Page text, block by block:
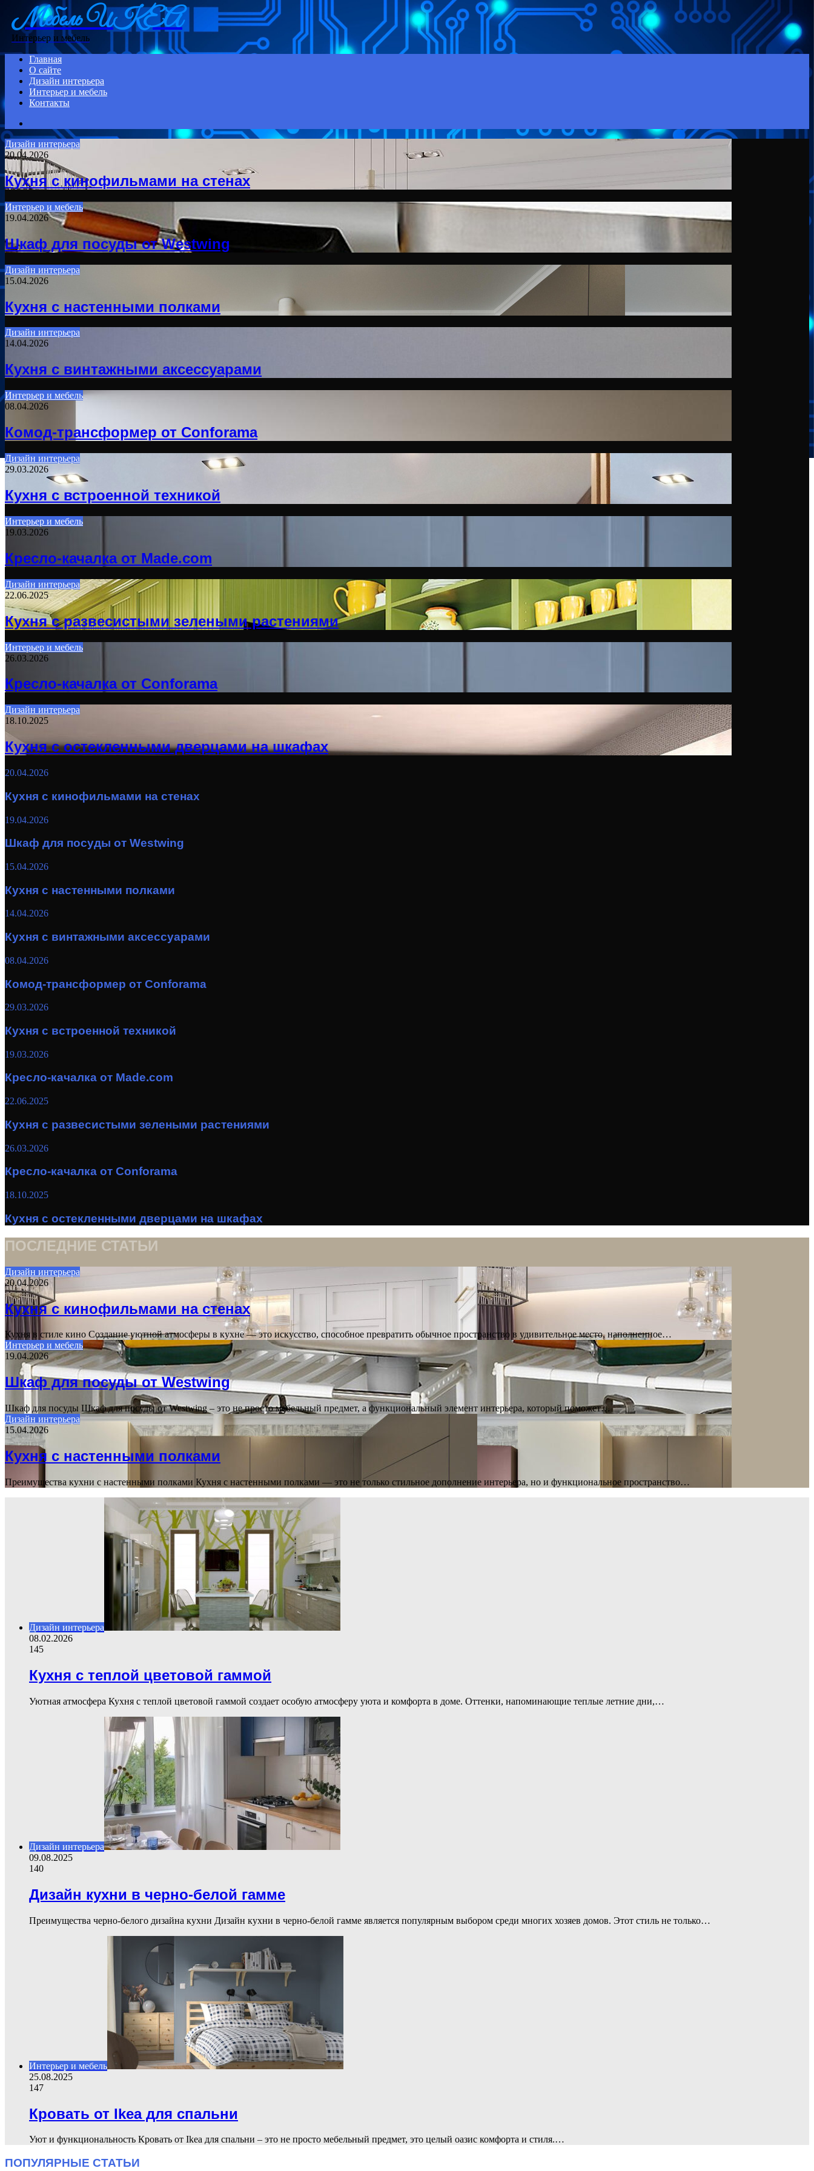
Мебель ИКЕА
Интерьер и мебель
Главная
О сайте
Дизайн интерьера
Интерьер и мебель
Контакты
for
Дизайн интерьера
20.04.2026
Кухня с кинофильмами на стенах
Интерьер и мебель
19.04.2026
Шкаф для посуды от Westwing
Дизайн интерьера
15.04.2026
Кухня с настенными полками
Дизайн интерьера
14.04.2026
Кухня с винтажными аксессуарами
Интерьер и мебель
08.04.2026
Комод-трансформер от Conforama
Дизайн интерьера
29.03.2026
Кухня с встроенной техникой
Интерьер и мебель
19.03.2026
Кресло-качалка от Made.com
Дизайн интерьера
22.06.2025
Кухня с развесистыми зелеными растениями
Интерьер и мебель
26.03.2026
Кресло-качалка от Conforama
Дизайн интерьера
18.10.2025
Кухня с остекленными дверцами на шкафах
20.04.2026
Кухня с кинофильмами на стенах
19.04.2026
Шкаф для посуды от Westwing
15.04.2026
Кухня с настенными полками
14.04.2026
Кухня с винтажными аксессуарами
08.04.2026
Комод-трансформер от Conforama
29.03.2026
Кухня с встроенной техникой
19.03.2026
Кресло-качалка от Made.com
22.06.2025
Кухня с развесистыми зелеными растениями
26.03.2026
Кресло-качалка от Conforama
18.10.2025
Кухня с остекленными дверцами на шкафах
ПОСЛЕДНИЕ СТАТЬИ
Дизайн интерьера
20.04.2026
Кухня с кинофильмами на стенах
Кухня в стиле кино Создание уютной атмосферы в кухне — это искусство, способное превратить обычное пространство в удивительное место, наполненное…
Интерьер и мебель
19.04.2026
Шкаф для посуды от Westwing
Шкаф для посуды Шкаф для посуды от Westwing – это не просто мебельный предмет, а функциональный элемент интерьера, который поможет…
Дизайн интерьера
15.04.2026
Кухня с настенными полками
Преимущества кухни с настенными полками Кухня с настенными полками — это не только стильное дополнение интерьера, но и функциональное пространство…
Дизайн интерьера
08.02.2026
145
Кухня с теплой цветовой гаммой
Уютная атмосфера Кухня с теплой цветовой гаммой создает особую атмосферу уюта и комфорта в доме. Оттенки, напоминающие теплые летние дни,…
Дизайн интерьера
09.08.2025
140
Дизайн кухни в черно-белой гамме
Преимущества черно-белого дизайна кухни Дизайн кухни в черно-белой гамме является популярным выбором среди многих хозяев домов. Этот стиль не только…
Интерьер и мебель
25.08.2025
147
Кровать от Ikea для спальни
Уют и функциональность Кровать от Ikea для спальни – это не просто мебельный предмет, это целый оазис комфорта и стиля.…
ПОПУЛЯРНЫЕ СТАТЬИ